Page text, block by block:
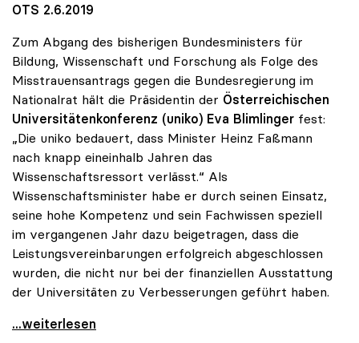
OTS 2.6.2019
Zum Abgang des bisherigen Bundesministers für
Bildung, Wissenschaft und Forschung als Folge des
Misstrauensantrags gegen die Bundesregierung im
Nationalrat hält die Präsidentin der Österreichischen
Universitätenkonferenz (uniko) Eva Blimlinger fest:
„Die uniko bedauert, dass Minister Heinz Faßmann
nach knapp eineinhalb Jahren das
Wissenschaftsressort verlässt.“ Als
Wissenschaftsminister habe er durch seinen Einsatz,
seine hohe Kompetenz und sein Fachwissen speziell
im vergangenen Jahr dazu beigetragen, dass die
Leistungsvereinbarungen erfolgreich abgeschlossen
wurden, die nicht nur bei der finanziellen Ausstattung
der Universitäten zu Verbesserungen geführt haben.
uniko bedauert Abgang von Heinz Fassmann
...weiterlesen